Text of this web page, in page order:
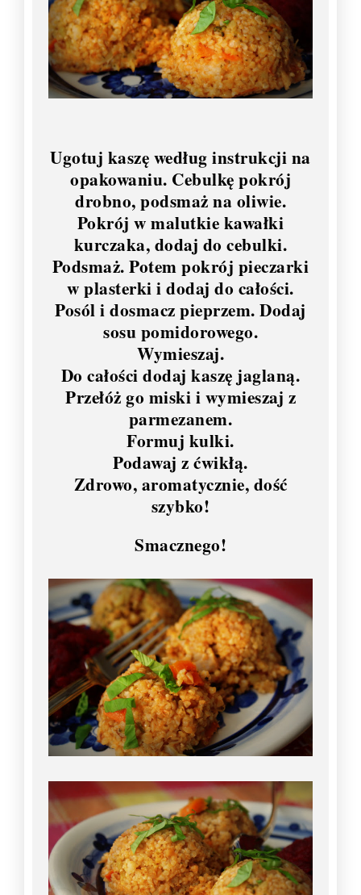
Ugotuj kaszę według instrukcji na
opakowaniu. Cebulkę pokrój
drobno, podsmaż na oliwie.
Pokrój w malutkie kawałki
kurczaka, dodaj do cebulki.
Podsmaż. Potem pokrój pieczarki
w plasterki i dodaj do całości.
Posól i dosmacz pieprzem. Dodaj
sosu pomidorowego.
Wymieszaj.
Do całości dodaj kaszę jaglaną.
Przełóż go miski i wymieszaj z
parmezanem.
Formuj kulki.
Podawaj z ćwikłą.
Zdrowo, aromatycznie, dość
szybko!
Smacznego!